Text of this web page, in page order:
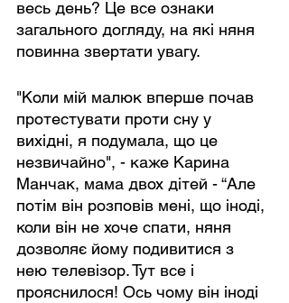
весь день? Це все ознаки
загального догляду, на які няня
повинна звертати увагу.
"Коли мій малюк вперше почав
протестувати проти сну у
вихідні, я подумала, що це
незвичайно", - каже Карина
Манчак, мама двох дітей - “Але
потім він розповів мені, що іноді,
коли він не хоче спати, няня
дозволяє йому подивитися з
нею телевізор. Тут все і
прояснилося! Ось чому він іноді